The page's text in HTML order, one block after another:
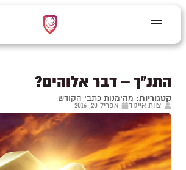
התנ"ך – דבר אלוהים?
קטגוריות: מהימנות כתבי הקודש
צוות אייגוד אפריל 20, 2016